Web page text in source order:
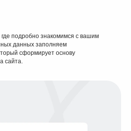
подробно знакомимся с вашим
данных заполняем
сформирует основу
сайта.